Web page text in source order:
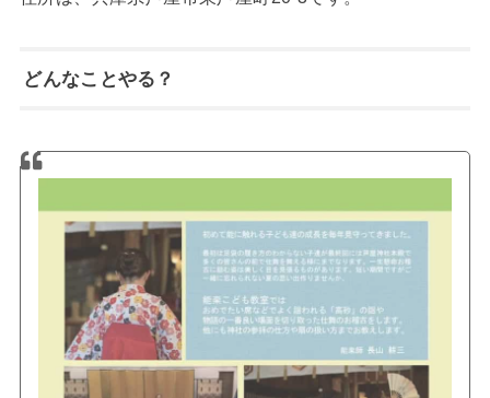
どんなことやる？